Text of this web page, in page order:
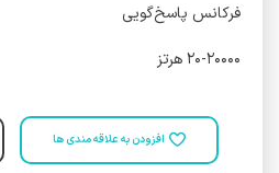
فرکانس پاسخ‌گویی
۲۰-۲۰۰۰۰ هرتز
افزودن به علاقه مندی ها